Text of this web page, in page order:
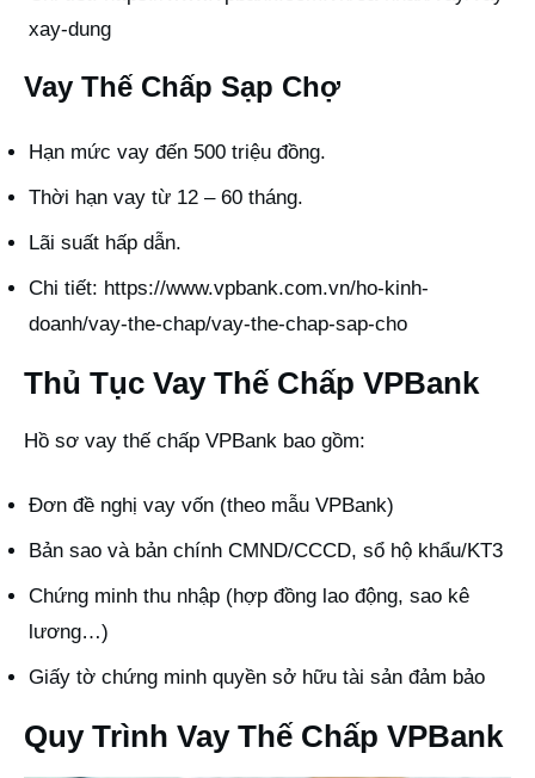
xay-dung
Vay Thế Chấp Sạp Chợ
Hạn mức vay đến 500 triệu đồng.
Thời hạn vay từ 12 – 60 tháng.
Lãi suất hấp dẫn.
Chi tiết: https://www.vpbank.com.vn/ho-kinh-
doanh/vay-the-chap/vay-the-chap-sap-cho
Thủ Tục Vay Thế Chấp VPBank
Hồ sơ vay thế chấp VPBank bao gồm:
Đơn đề nghị vay vốn (theo mẫu VPBank)
Bản sao và bản chính CMND/CCCD, sổ hộ khẩu/KT3
Chứng minh thu nhập (hợp đồng lao động, sao kê
lương…)
Giấy tờ chứng minh quyền sở hữu tài sản đảm bảo
Quy Trình Vay Thế Chấp VPBank